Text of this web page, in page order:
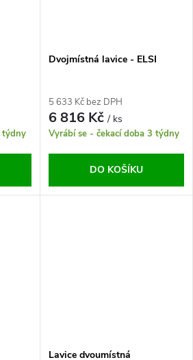
týdny
Dvojmístná lavice - ELSI
5 633 Kč bez DPH
6 816 Kč/ ks
Vyrábí se - čekací doba 3 týdny
DO KOŠÍKU
Lavice dvoumístná